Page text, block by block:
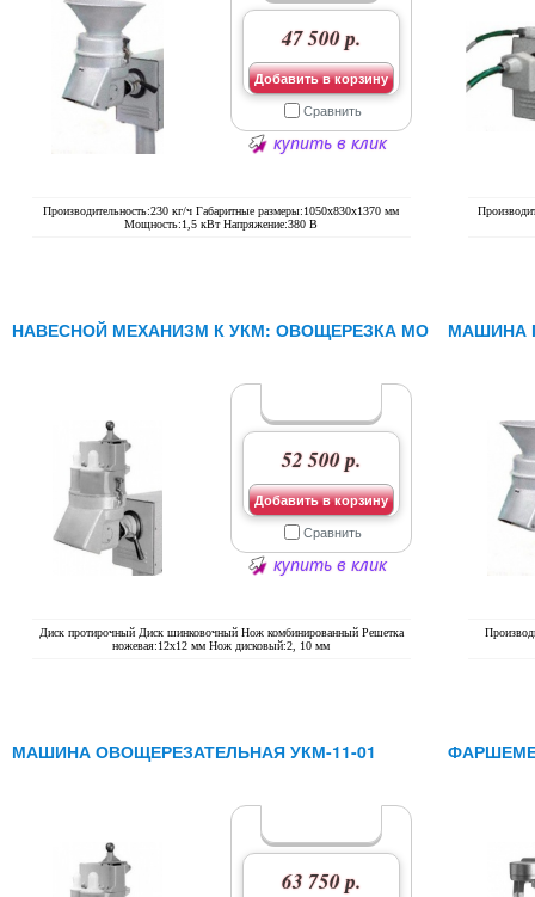
Производительность:230 кг/ч Габаритные размеры:1050х830х1370 мм
Мощность:1,5 кВт Напряжение:380 В
47 500 р.
Добавить в корзину
Сравнить
купить в клик
НАВЕСНОЙ МЕХАНИЗМ К УКМ: ОВОЩЕРЕЗКА МО
Диск протирочный Диск шинковочный Нож комбинированный Решетка
ножевая:12х12 мм Нож дисковый:2, 10 мм
52 500 р.
Добавить в корзину
Сравнить
купить в клик
МАШИНА
МАШИНА ОВОЩЕРЕЗАТЕЛЬНАЯ УКМ-11-01
63 750 р.